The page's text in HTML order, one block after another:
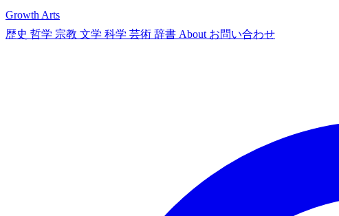
Growth Arts
歴史 哲学 宗教 文学 科学 芸術 辞書 About お問い合わせ